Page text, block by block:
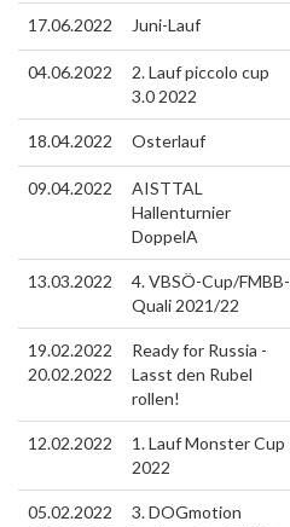
17.06.2022 Juni-Lauf
04.06.2022
2. Lauf piccolo cup
3.0 2022
18.04.2022 Osterlauf
09.04.2022
AISTTAL
Hallenturnier
DoppelA
13.03.2022
4. VBSÖ-Cup/FMBB-
Quali 2021/22
19.02.2022
20.02.2022
Ready for Russia -
Lasst den Rubel
rollen!
12.02.2022
1. Lauf Monster Cup
2022
05.02.2022
3. DOGmotion